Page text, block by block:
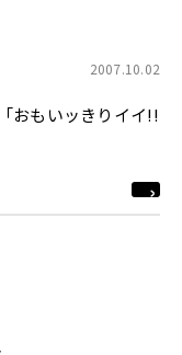
2007.10.02
おもいッきりイイ!!